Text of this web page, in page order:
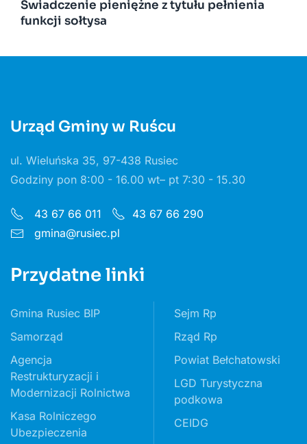
Świadczenie pieniężne z tytułu pełnienia
funkcji sołtysa
Urząd Gminy w Ruścu
ul. Wieluńska 35, 97-438 Rusiec
Godziny pon 8:00 - 16.00 wt– pt 7:30 - 15.30
43 67 66 011
43 67 66 290
gmina@rusiec.pl
Przydatne linki
Gmina Rusiec BIP
Samorząd
Agencja
Restrukturyzacji i
Modernizacji Rolnictwa
Kasa Rolniczego
Ubezpieczenia
Sejm Rp
Rząd Rp
Powiat Bełchatowski
LGD Turystyczna
podkowa
CEIDG